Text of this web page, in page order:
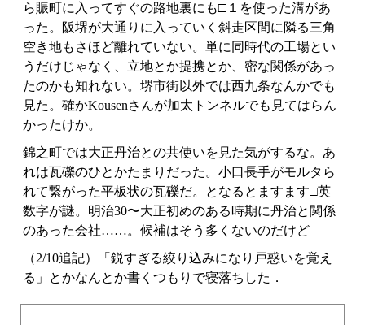
ら賑町に入ってすぐの路地裏にも□１を使った溝があ
った。阪堺が大通りに入っていく斜走区間に隣る三角
空き地もさほど離れていない。単に同時代の工場とい
うだけじゃなく、立地とか提携とか、密な関係があっ
たのかも知れない。堺市街以外では西九条なんかでも
見た。確かKousenさんが加太トンネルでも見てはらん
かったけか。
錦之町では大正丹治との共使いを見た気がするな。あ
れは瓦礫のひとかたまりだった。小口長手がモルタら
れて繋がった平板状の瓦礫だ。となるとますます□英
数字が謎。明治30〜大正初めのある時期に丹治と関係
のあった会社……。候補はそう多くないのだけど
（2/10追記）「鋭すぎる絞り込みになり戸惑いを覚え
る」とかなんとか書くつもりで寝落ちした．